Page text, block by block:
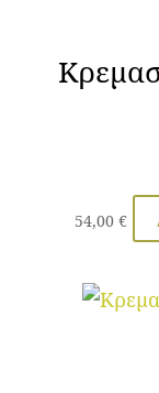
54,00€